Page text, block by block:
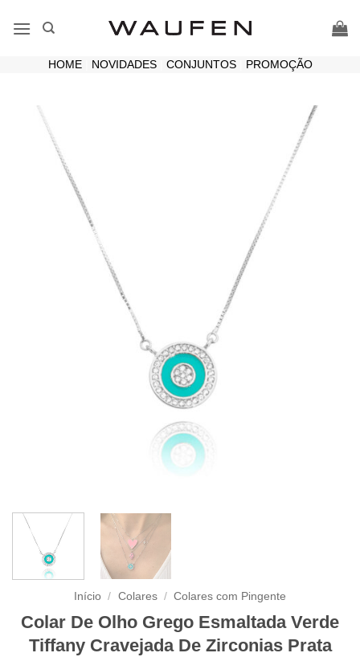
HOME| NOVIDADES| CONJUNTOS| PROMOÇÃO
Início / Colares / Colares com Pingente
Colar De Olho Grego Esmaltada Verde
Tiffany Cravejada De Zirconias Prata